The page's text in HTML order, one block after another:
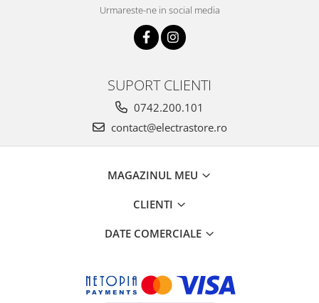
Urmareste-ne in social media
SUPORT CLIENTI
0742.200.101
contact@electrastore.ro
MAGAZINUL MEU
CLIENTI
DATE COMERCIALE